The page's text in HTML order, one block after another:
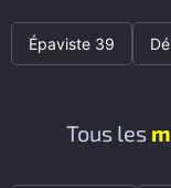
Épaviste 39
Tous les